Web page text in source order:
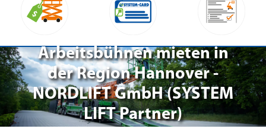
Arbeitsbühnen mieten in
der Region Hannover -
NORDLIFT GmbH (SYSTEM
LIFT Partner)